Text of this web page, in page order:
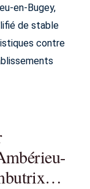
en-Bugey,
de stable
contre